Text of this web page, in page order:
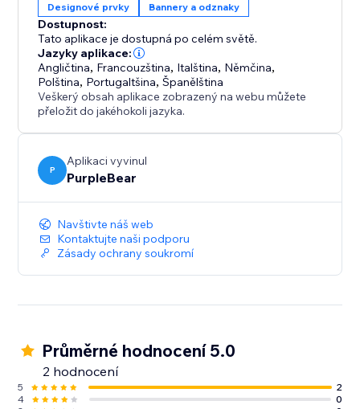
Udržujte elegantní a důvěryhodný obchod s plně
přizpůsobitelnými upozorněními.
Komunikujte jasně, chráníce své zákazníky, a
zjednodušte nákupní proces - začněte používat
upozornění hned teď.
Designové prvky Bannery a odznaky
Dostupnost:
Tato aplikace je dostupná po celém světě.
Jazyky aplikace:
Angličtina, Francouzština, Italština, Němčina,
Polština, Portugaltšina,Španělština
Veškerý obsah aplikace zobrazený na webu můžete
přeložit do jakéhokoli jazyka.
P
Aplikaci vyvinul
PurpleBear
Navštivte náš web
Kontaktujte naši podporu
Zásady ochrany soukromí
Průměrné hodnocení 5.0
2 hodnocení
5
2
4
0